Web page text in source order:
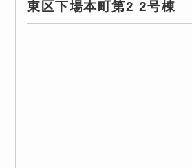
東区下場本町第2 2号棟